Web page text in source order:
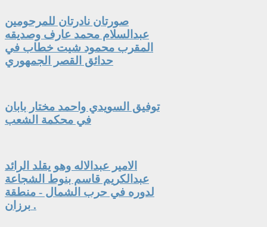
صورتان نادرتان للمرحومين
عبدالسلام محمد عارف وصديقه
المقرب محمود شيت خطاب في
حدائق القصر الجمهوري
توفيق السويدي واحمد مختار بابان
في محكمة الشعب
الامير عبدالاله وهو يقلد الرائد
عبدالكريم قاسم بنوط الشجاعة
لدوره في حرب الشمال - منطقة
برزان .